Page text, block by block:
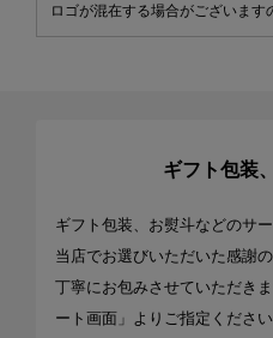
ロゴが混在する場合がございます
ギフト包装
ギフト包装、お熨斗などのサ
当店でお選びいただいた感謝
丁寧にお包みさせていただき
ート画面」よりご指定ください